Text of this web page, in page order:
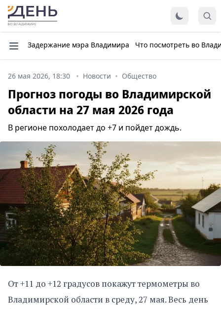
Задержание мэра Владимира Что посмотреть во
26 мая 2026, 18:30 Новости Общество
Прогноз погоды во Владимирской
области на 27 мая 2026 года
В регионе похолодает до +7 и пойдет дождь.
От +11 до +12 градусов покажут термометры во
Владимирской области в среду, 27 мая. Весь день